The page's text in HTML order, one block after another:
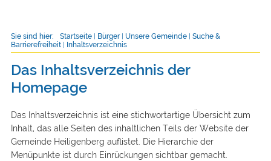
Sie sind hier: Startseite| Bürger| Unsere Gemeinde| Suche &
Barrierefreiheit| Inhaltsverzeichnis
Das Inhaltsverzeichnis der
Homepage
Das Inhaltsverzeichnis ist eine stichwortartige Übersicht zum
Inhalt, das alle Seiten des inhaltlichen Teils der Website der
Gemeinde Heiligenberg auflistet. Die Hierarchie der
Menüpunkte ist durch Einrückungen sichtbar gemacht.